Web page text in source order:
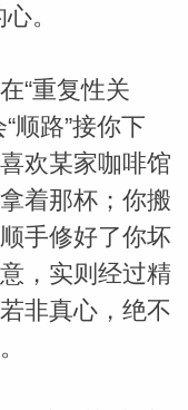
。
“重复性关
顺路”接你下
欢某家咖啡馆
着那杯；你搬
手修好了你坏
，实则经过精
非真心，绝不